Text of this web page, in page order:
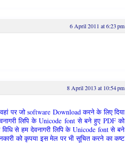
6 April 2011 at 6:23 pm
8 April 2013 at 10:54 pm
पर जो software Download करने के लिए दिया
लिपि के Unicode font से बने हुए PDF को
से हम देवनागरी लिपि के Unicode font से बने
को कृपया इस मेल पर भी सूचित करने का कष्ट